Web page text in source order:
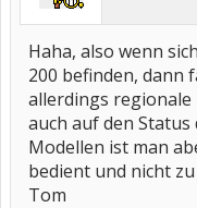
Haha, also wenn
200 befinden, dann
allerdings regionale
auch auf den
Modellen ist man
bedient und nicht
Tom